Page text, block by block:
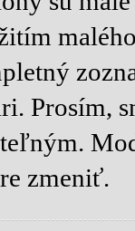
Prosím,
zmeniť.